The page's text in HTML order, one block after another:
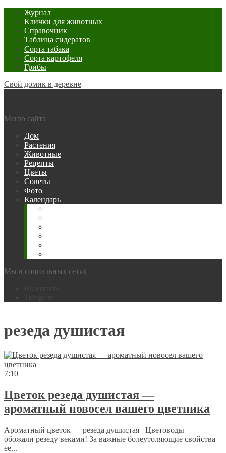
Журнал
Клички для животных
Справочник
Таблица сидератов
Сорта табака
Сорта картофеля
Грибы
Свой домик в деревне
Меню сайта
Дом
Растения
Животные
Рецепты
Цветы
Советы
Фото
Календарь
Мы в социальных сетях
резеда душистая
7:10
Цветок резеда душистая —
ароматный новосел вашего цветника
Ароматный цветок — резеда душистая Цветоводы
обожали резеду веками! За важные болеутоляющие свойства
ее...